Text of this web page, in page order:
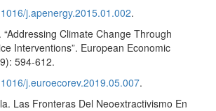
j.apenergy.2015.01.002.
Climate Change Through
Interventions”. European Economic
594-612.
j.euroecorev.2019.05.007.
Las Fronteras Del Neoextractivismo En